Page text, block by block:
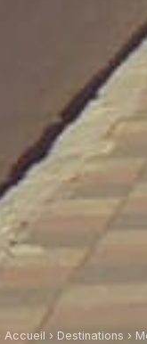
Accueil › Destinations ›